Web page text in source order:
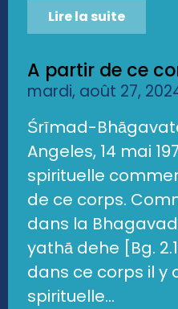
Lire la suite
A partir de ce
mardi, août 27,
Śrīmad-
Angeles, 14 mai
spirituelle
de ce corps.
dans la
yathā dehe [Bg.
dans ce corps il y
spirituelle...